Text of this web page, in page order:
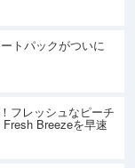
トパックがついに
フレッシュなピーチ
Breezeを早速